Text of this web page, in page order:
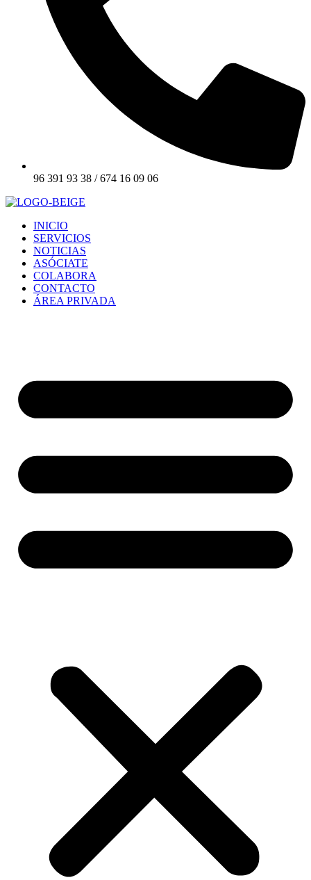
96 391 93 38 / 674 16 09 06
INICIO
SERVICIOS
NOTICIAS
ASÓCIATE
COLABORA
CONTACTO
ÁREA PRIVADA